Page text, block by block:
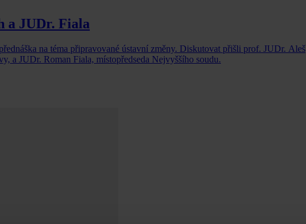
a JUDr. Fiala
na téma připravované ústavní změny. Diskutovat přišli prof. JUDr. Aleš
a JUDr. Roman Fiala, místopředseda Nejvyššího soudu.